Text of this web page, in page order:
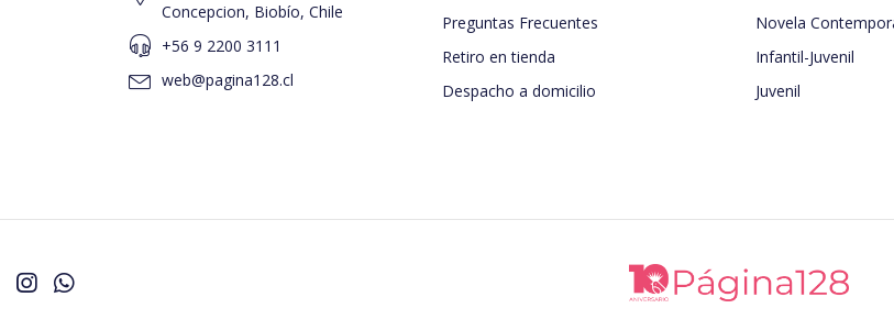
Concepcion, Biobío, Chile
+56 9 2200 3111
web@pagina128.cl
Preguntas Frecuentes
Retiro en tienda
Despacho a domicilio
Novela
Infantil-Juvenil
Juvenil